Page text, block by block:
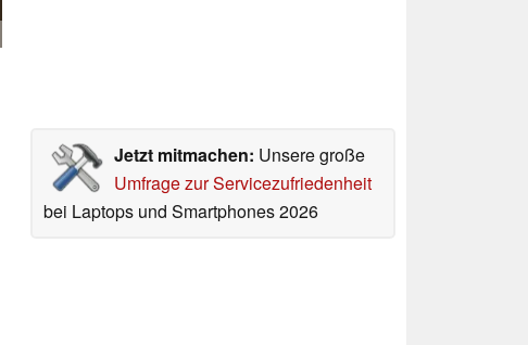
Jetzt mitmachen: Unsere große
Umfrage zur Servicezufriedenheit
bei Laptops und Smartphones 2026